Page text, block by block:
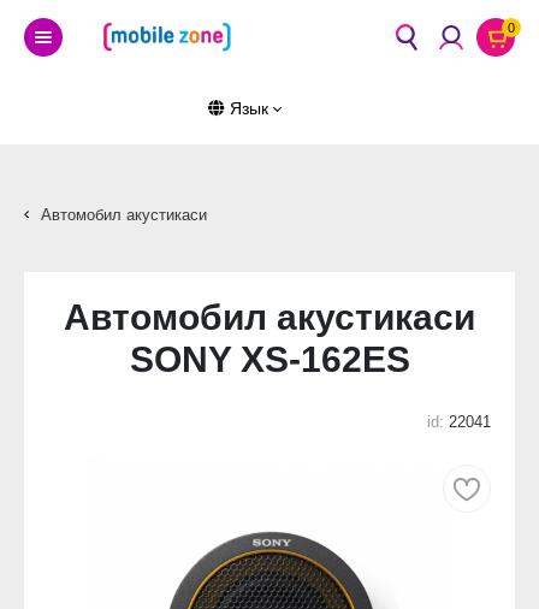
0
Язык
Автомобил акустикаси
Автомобил акустикаси
SONY XS-162ES
id: 22041